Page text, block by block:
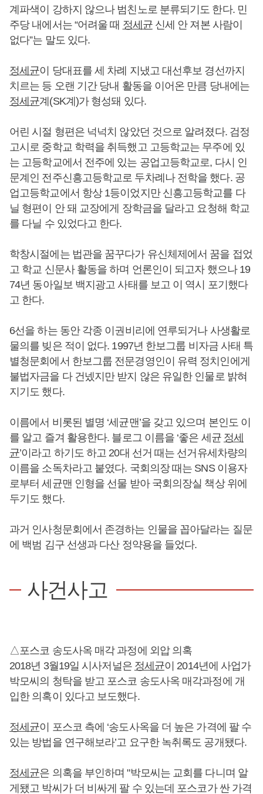
계파색이 강하지 않으나 범친노로 분류되기도 한다. 민
주당 내에서는 “어려울 때 정세균신세 안 져본 사람이
없다”는 말도 있다.
정세균이 당대표를 세 차례 지냈고 대선후보 경선까지
치르는 등 오랜 기간 당내 활동을 이어온 만큼 당내에는
정세균계(SK계)가 형성돼 있다.
어린 시절 형편은 넉넉치 않았던 것으로 알려졌다. 검정
고시로 중학교 학력을 취득했고 고등학교는 무주에 있
는 고등학교에서 전주에 있는 공업고등학교로, 다시 인
문계인 전주신흥고등학교로 두차례나 전학을 했다. 공
업고등학교에서 항상 1등이었지만 신흥고등학교를 다
닐 형편이 안 돼 교장에게 장학금을 달라고 요청해 학교
를 다닐 수 있었다고 한다.
학창시절에는 법관을 꿈꾸다가 유신체제에서 꿈을 접었
고 학교 신문사 활동을 하며 언론인이 되고자 했으나 19
74년 동아일보 백지광고 사태를 보고 이 역시 포기했다
고 한다.
6선을 하는 동안 각종 이권비리에 연루되거나 사생활로
물의를 빚은 적이 없다. 1997년 한보그룹 비자금 사태 특
별청문회에서 한보그룹 전문경영인이 유력 정치인에게
불법자금을 다 건넸지만 받지 않은 유일한 인물로 밝혀
지기도 했다.
이름에서 비롯된 별명 ‘세균맨’을 갖고 있으며 본인도 이
를 알고 즐겨 활용한다. 블로그 이름을 ‘좋은 세균 정세
균’이라고 하기도 하고 20대 선거 때는 선거유세차량의
이름을 소독차라고 붙였다. 국회의장 때는 SNS 이용자
로부터 세균맨 인형을 선물 받아 국회의장실 책상 위에
두기도 했다.
과거 인사청문회에서 존경하는 인물을 꼽아달라는 질문
에 백범 김구 선생과 다산 정약용을 들었다.
사건사고
△포스코 송도사옥 매각 과정에 외압 의혹
2018년 3월19일 시사저널은 정세균이 2014년에 사업가
박모씨의 청탁을 받고 포스코 송도사옥 매각과정에 개
입한 의혹이 있다고 보도했다.
정세균이 포스코 측에 ‘송도사옥을 더 높은 가격에 팔 수
있는 방법을 연구해보라’고 요구한 녹취록도 공개됐다.
정세균은 의혹을 부인하며 "박모씨는 교회를 다니며 알
게됐고 박씨가 더 비싸게 팔 수 있는데 포스코가 싼 가격